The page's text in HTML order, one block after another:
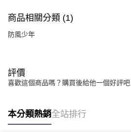
商品相關分類 (1)
防風少年
評價
喜歡這個商品嗎？購買後給他一個好評吧
本分類熱銷全站排行